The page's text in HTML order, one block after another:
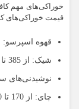
خوراکی‌های مهم
قیمت خوراکی‌های
قهوه اسپرسو:
شیک: از 385 تا 500 هزار تومان
نوشیدنی‌های
چای: از 170 تا 250 هزار تومان